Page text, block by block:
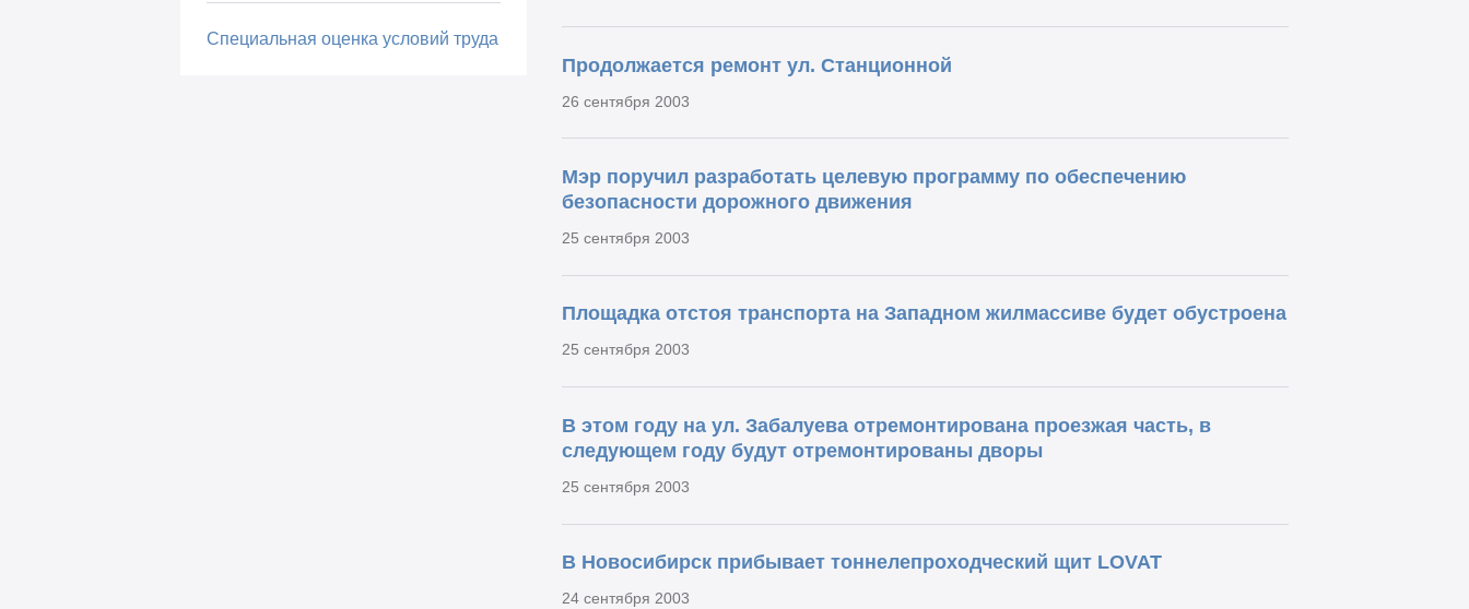
Специальная оценка условий труда
Продолжается ремонт ул. Станционной
26 сентября 2003
Мэр поручил разработать целевую программу по обеспечению
безопасности дорожного движения
25 сентября 2003
Площадка отстоя транспорта на Западном жилмассиве будет обустроена
25 сентября 2003
В этом году на ул. Забалуева отремонтирована проезжая часть, в
следующем году будут отремонтированы дворы
25 сентября 2003
В Новосибирск прибывает тоннелепроходческий щит LOVAT
24 сентября 2003